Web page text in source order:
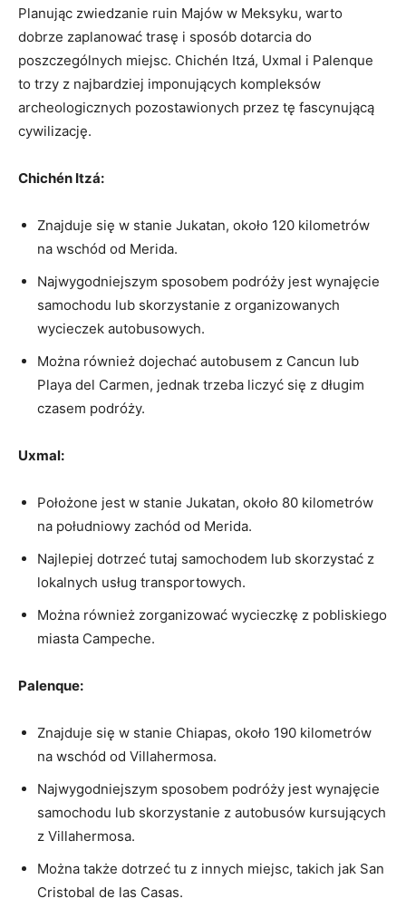
Planując zwiedzanie ruin Majów w Meksyku, warto
dobrze zaplanować trasę i sposób dotarcia ​do
poszczególnych miejsc. Chichén Itzá, Uxmal i Palenque⁢
to trzy z najbardziej imponujących kompleksów
archeologicznych pozostawionych ‍przez tę ​fascynującą
⁢cywilizację.
Chichén Itzá:
Znajduje się w stanie Jukatan, około 120 kilometrów
⁣na wschód od Merida.
Najwygodniejszym sposobem ⁣podróży jest wynajęcie​
samochodu lub skorzystanie z organizowanych
wycieczek autobusowych.
Można również​ dojechać autobusem z Cancun lub⁣
Playa del Carmen, ⁢jednak trzeba liczyć‌ się z długim
czasem podróży.
Uxmal:
Położone jest w stanie Jukatan, około 80 kilometrów
na południowy ‌zachód od Merida.
Najlepiej dotrzeć ‌tutaj samochodem lub skorzystać z
lokalnych usług transportowych.
Można również zorganizować wycieczkę z pobliskiego
miasta Campeche.
Palenque:
Znajduje się w ‌stanie Chiapas, około 190⁢ kilometrów
na wschód ‍od​ Villahermosa.
Najwygodniejszym sposobem podróży jest wynajęcie
samochodu lub skorzystanie z autobusów kursujących
z‌ Villahermosa.
Można także dotrzeć tu z innych miejsc, takich jak San
Cristobal de las Casas.